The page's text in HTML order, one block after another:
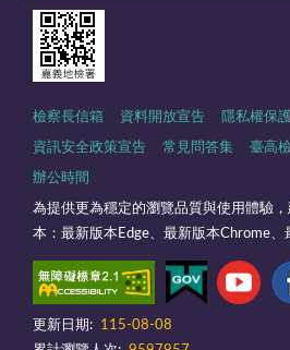
檢察長信箱 資料開放宣告 隱私權保
資訊安全政策宣告 常見問答集 臺高
辦公時間
為提供更為穩定的瀏覽品質與使用體驗
本：最新版本Edge、最新版本Chrome、
更新日期:
115-08-08